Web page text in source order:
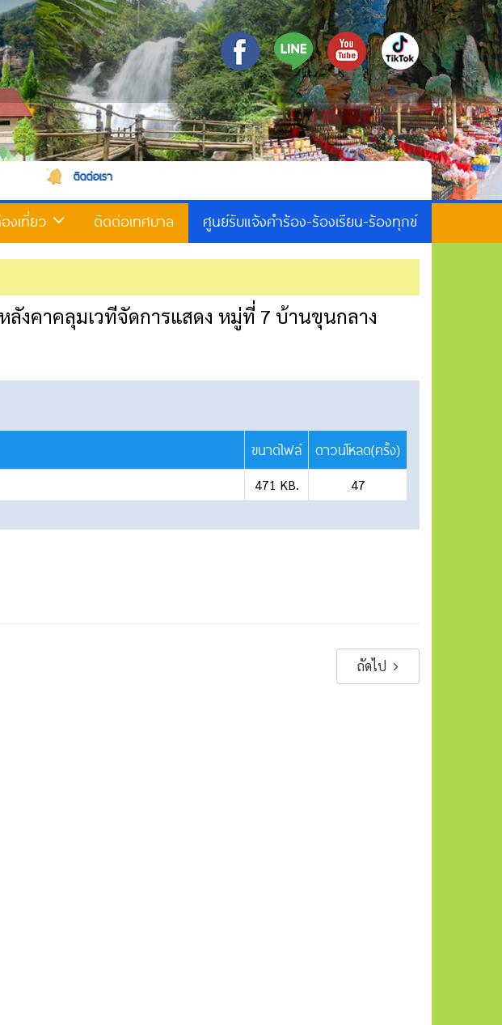
งเที่ยว ติดต่อเทศบาล ศูนย์รับแจ้งคำร้อง-ร้องเรียน-ร้องทุกข์
ลังคาคลุมเวทีจัดการแสดง หมู่ที่ 7 บ้านขุนกลาง
ขนาดไฟล์ ดาวน์โหลด(ครั้ง)
471 KB. 47
ถัดไป